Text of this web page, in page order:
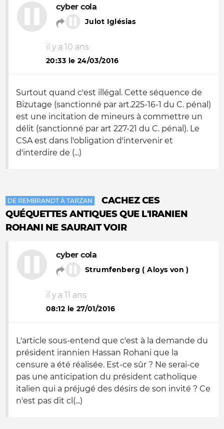
cyber cola
Julot Iglésias
il y a 10 ans
20:33 le 24/03/2016
Surtout quand c'est illégal. Cette séquence de
Bizutage (sanctionné par art.225-16-1 du C. pénal)
est une incitation de mineurs à commettre un
délit (sanctionné par art 227-21 du C. pénal). Le
CSA est dans l'obligation d'intervenir et
d'interdire de (...)
DE REMBRANDT À TARZAN
CACHEZ CES
QUÉQUETTES ANTIQUES QUE L'IRANIEN
ROHANI NE SAURAIT VOIR
cyber cola
Strumfenberg ( Aloys von )
il y a 11 ans
08:12 le 27/01/2016
L'article sous-entend que c'est à la demande du
président irannien Hassan Rohani que la
censure a été réalisée. Est-ce sûr ? Ne serai-ce
pas une anticipation du président catholique
italien qui a préjugé des désirs de son invité ? Ce
n'est pas dit cl(...)